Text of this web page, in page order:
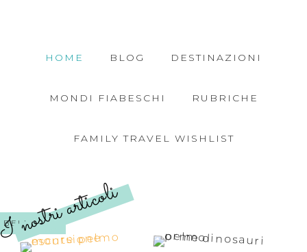
HOME BLOG DESTINAZIONI
MONDI FIABESCHI RUBRICHE
FAMILY TRAVEL WISHLIST
articoli
BELLUNO